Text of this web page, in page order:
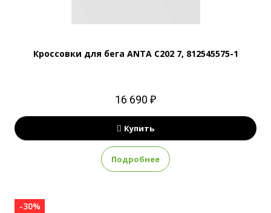
Кроссовки для бега ANTA C202 7, 812545575-1
16 690 ₽
Купить
Подробнее
-30%